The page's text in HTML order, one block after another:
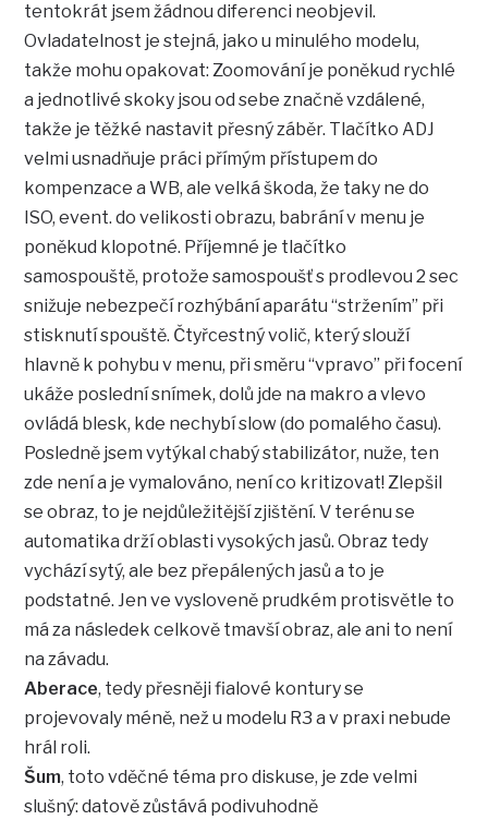
tentokrát jsem žádnou diferenci neobjevil.
Ovladatelnost je stejná, jako u minulého modelu,
takže mohu opakovat: Zoomování je poněkud rychlé
a jednotlivé skoky jsou od sebe značně vzdálené,
takže je těžké nastavit přesný záběr. Tlačítko ADJ
velmi usnadňuje práci přímým přístupem do
kompenzace a WB, ale velká škoda, že taky ne do
ISO, event. do velikosti obrazu, babrání v menu je
poněkud klopotné. Příjemné je tlačítko
samospouště, protože samospoušť s prodlevou 2 sec
snižuje nebezpečí rozhýbání aparátu “stržením” při
stisknutí spouště. Čtyřcestný volič, který slouží
hlavně k pohybu v menu, při směru “vpravo” při focení
ukáže poslední snímek, dolů jde na makro a vlevo
ovládá blesk, kde nechybí slow (do pomalého času).
Posledně jsem vytýkal chabý stabilizátor, nuže, ten
zde není a je vymalováno, není co kritizovat! Zlepšil
se obraz, to je nejdůležitější zjištění. V terénu se
automatika drží oblasti vysokých jasů. Obraz tedy
vychází sytý, ale bez přepálených jasů a to je
podstatné. Jen ve vysloveně prudkém protisvětle to
má za následek celkově tmavší obraz, ale ani to není
na závadu.
Aberace, tedy přesněji fialové kontury se
projevovaly méně, než u modelu R3 a v praxi nebude
hrál roli.
Šum, toto vděčné téma pro diskuse, je zde velmi
slušný: datově zůstává podivuhodně